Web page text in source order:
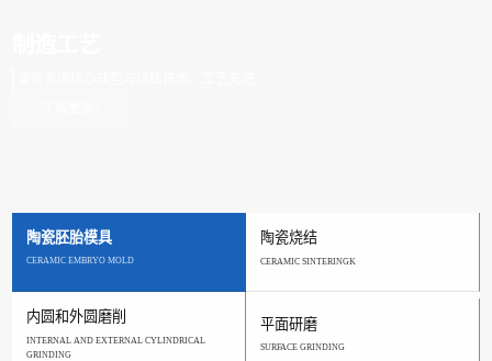
陶瓷胚胎模具
CERAMIC EMBRYO MOLD
陶瓷烧结
CERAMIC SINTERINGK
内圆和外圆磨削
INTERNAL AND EXTERNAL CYLINDRICAL
GRINDING
平面研磨
SURFACE GRINDING